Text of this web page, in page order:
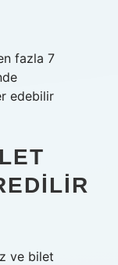
fazla 7
edebilir
ve bilet